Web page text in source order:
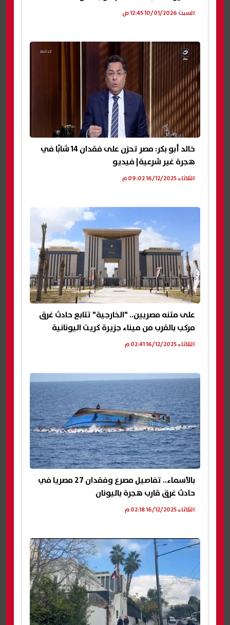
السبت 10/01/2026 12:45 ص
خالد أبو بكر: مصر تحزن على فقدان 14 شابًا في
هجرة غير شرعية| فيديو
الثلاثاء 16/12/2025 09:02 م
على متنه مصريين.. "الخارجية" تتابع حادث غرق
مركب بالقرب من ميناء جزيرة كريت اليونانية
الثلاثاء 16/12/2025 02:41 م
بالأسماء.. تفاصيل مصرع وفقدان 27 مصريا في
حادث غرق قارب هجرة باليونان
الثلاثاء 16/12/2025 02:18 م